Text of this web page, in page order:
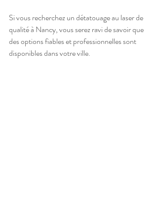
Si vous recherchez un détatouage au laser de
qualité à Nancy, vous serez ravi de savoir que
des options fiables et professionnelles sont
disponibles dans votre ville.